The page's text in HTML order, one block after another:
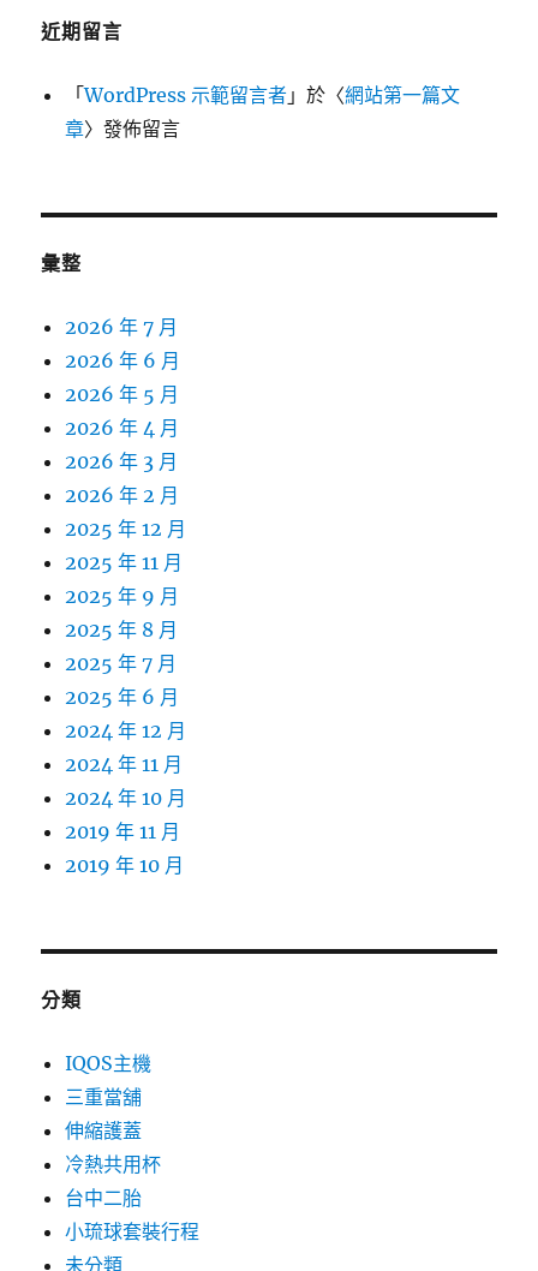
近期留言
「WordPress 示範留言者 」於〈網站第一篇文
章〉發佈留言
彙整
2026 年 7 月
2026 年 6 月
2026 年 5 月
2026 年 4 月
2026 年 3 月
2026 年 2 月
2025 年 12 月
2025 年 11 月
2025 年 9 月
2025 年 8 月
2025 年 7 月
2025 年 6 月
2024 年 12 月
2024 年 11 月
2024 年 10 月
2019 年 11 月
2019 年 10 月
分類
IQOS主機
三重當舖
伸縮護蓋
冷熱共用杯
台中二胎
小琉球套裝行程
未分類